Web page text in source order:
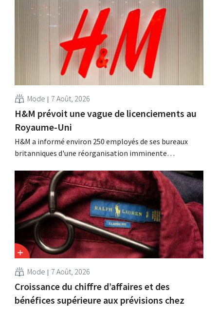
Mode 7 Août, 2026
H&M prévoit une vague de licenciements au
Royaume-Uni
H&M a informé environ 250 employés de ses bureaux
britanniques d'une réorganisation imminente
Cette restructuration fait suite à des mesures prises
précédemment aux Pays-Bas, en Belgique et en Espagne,
qui avaient déjà entraîné la suppression de centaines
d'emplois.
Mode 7 Août, 2026
Croissance du chiffre d’affaires et des
bénéfices supérieure aux prévisions chez